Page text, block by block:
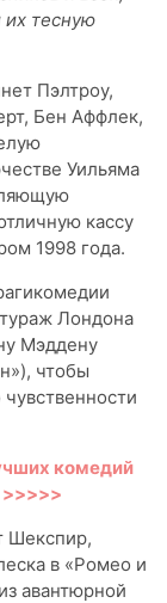
их тесную
Пэлтроу,
Бен Аффлек,
Уильяма
кассу
1998 года.
Лондона
Мэддену
чтобы
комедий
>>>>>
Шекспир,
в «Ромео и
авантюрной